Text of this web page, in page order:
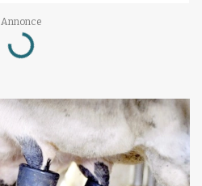
Annonce
Loading...